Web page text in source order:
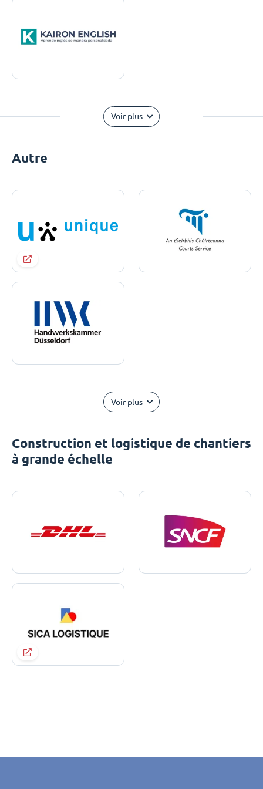
Voir plus
Autre
Voir plus
Construction et logistique de chantiers
à grande échelle